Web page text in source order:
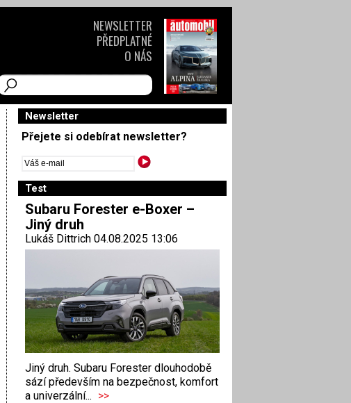
Newsletter
Přejete si odebírat newsletter?
Test
Subaru Forester e-Boxer –
Jiný druh
Lukáš Dittrich 04.08.2025 13:06
Jiný druh. Subaru Forester dlouhodobě
sází především na bezpečnost, komfort
a univerzální... >>
NEWSLETTER
PŘEDPLATNÉ
O NÁS